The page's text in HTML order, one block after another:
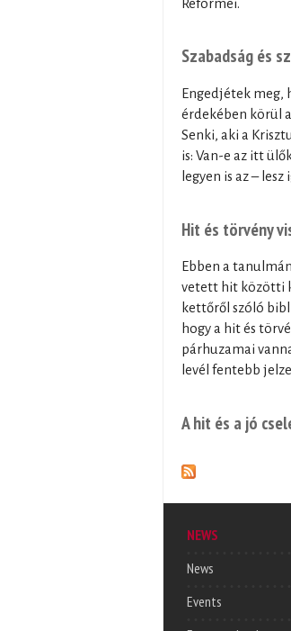
Reformei.
Szabadság és
Engedjétek meg,
érdekében körül
Senki, aki a
is: Van-e az itt
legyen is az –
Hit és törvény
Ebben a
vetett hit közötti
kettőről szóló
hogy a hit és
párhuzamai
levél fentebb
A hit és a jó
NEWS
News
Events